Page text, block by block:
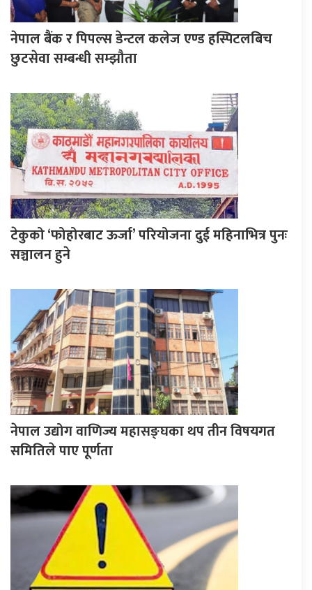
नेपाल बैंक र पिपल्स डेन्टल कलेज एण्ड हस्पिटलबिच
छुटसेवा सम्बन्धी सम्झौता
टेकुको ‘फोहोरबाट ऊर्जा’ परियोजना दुई महिनाभित्र पुनः
सञ्चालन हुने
नेपाल उद्योग वाणिज्य महासङ्घका थप तीन विषयगत
समितिले पाए पूर्णता